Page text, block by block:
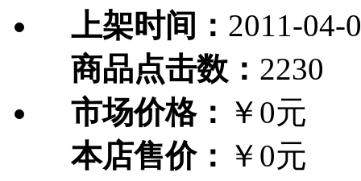
上架时间： 2011-04-
商品点击数： 2230
市场价格： ￥0元
本店售价： ￥0元